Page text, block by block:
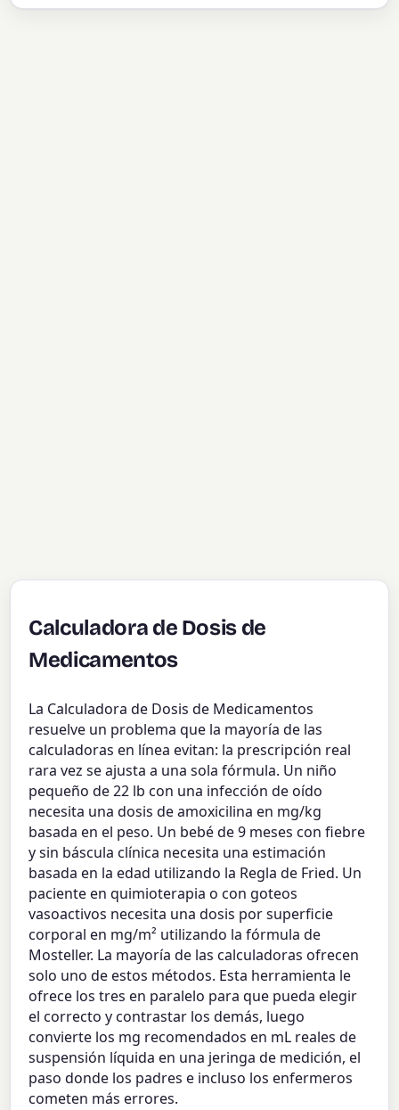
Calculadora de Dosis de
Medicamentos
La Calculadora de Dosis de Medicamentos
resuelve un problema que la mayoría de las
calculadoras en línea evitan: la prescripción real
rara vez se ajusta a una sola fórmula. Un niño
pequeño de 22 lb con una infección de oído
necesita una dosis de amoxicilina en mg/kg
basada en el peso. Un bebé de 9 meses con fiebre
y sin báscula clínica necesita una estimación
basada en la edad utilizando la Regla de Fried. Un
paciente en quimioterapia o con goteos
vasoactivos necesita una dosis por superficie
corporal en mg/m² utilizando la fórmula de
Mosteller. La mayoría de las calculadoras ofrecen
solo uno de estos métodos. Esta herramienta le
ofrece los tres en paralelo para que pueda elegir
el correcto y contrastar los demás, luego
convierte los mg recomendados en mL reales de
suspensión líquida en una jeringa de medición, el
paso donde los padres e incluso los enfermeros
cometen más errores.